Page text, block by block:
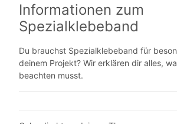
Informationen zum
Spezialklebeband
Du brauchst Spezialklebeband für
deinem Projekt? Wir erklären dir alles,
beachten musst.